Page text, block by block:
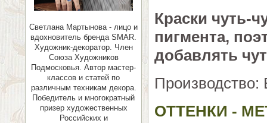
Светлана Мартынова - лицо и
вдохновитель бренда SMAR.
Художник-декоратор. Член
Союза Художников
Подмосковья. Автор мастер-
классов и статей по
различным техникам декора.
Победитель и многократный
призер художественных
Российских и
Краски чуть-
пигмента,
добавлять
Производство:
ОТТЕНКИ -